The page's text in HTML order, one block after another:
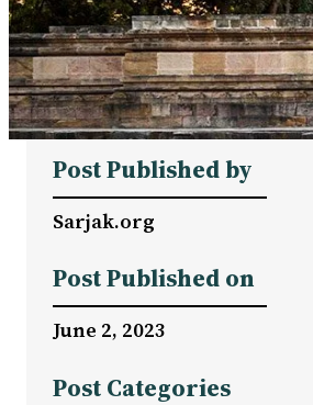
Post Published by
Sarjak.org
Post Published on
June 2, 2023
Post Categories